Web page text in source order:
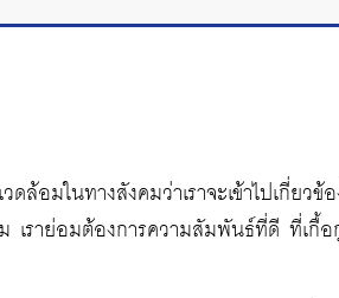
มในทางสังคมว่าเราจะเข้าไปเกี่ยวข้
เราย่อมต้องการความสัมพันธ์ที่ดี ที่เกื้